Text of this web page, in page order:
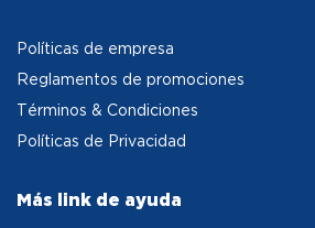
Políticas de empresa
Reglamentos de promociones
Términos & Condiciones
Políticas de Privacidad
Más link de ayuda